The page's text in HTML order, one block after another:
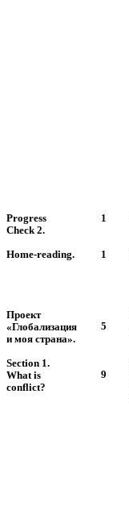
Progress
Check 2.
1
Home-reading. 1
Проект
«Глобализация
и моя страна».
5
Section 1.
What is
conflict?
9